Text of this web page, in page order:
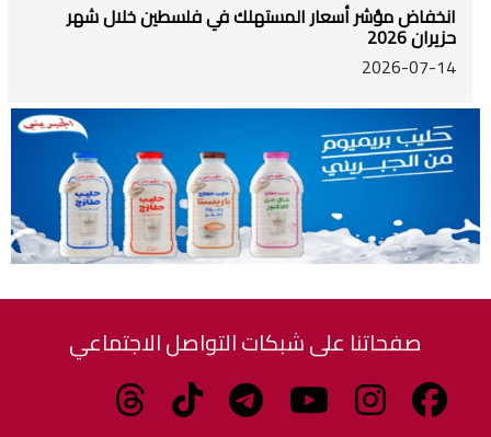
انخفاض مؤشر أسعار المستهلك في فلسطين خلال شهر
حزيران 2026
2026-07-14
صفحاتنا على شبكات التواصل الاجتماعي